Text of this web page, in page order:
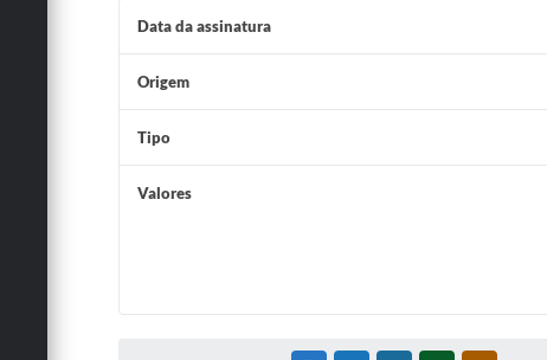
Data da assinatura
Origem
Tipo
Valores